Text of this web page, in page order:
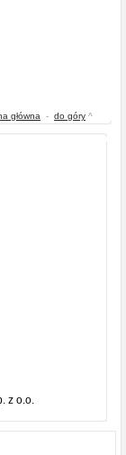
główna - do góry ^
z o.o.